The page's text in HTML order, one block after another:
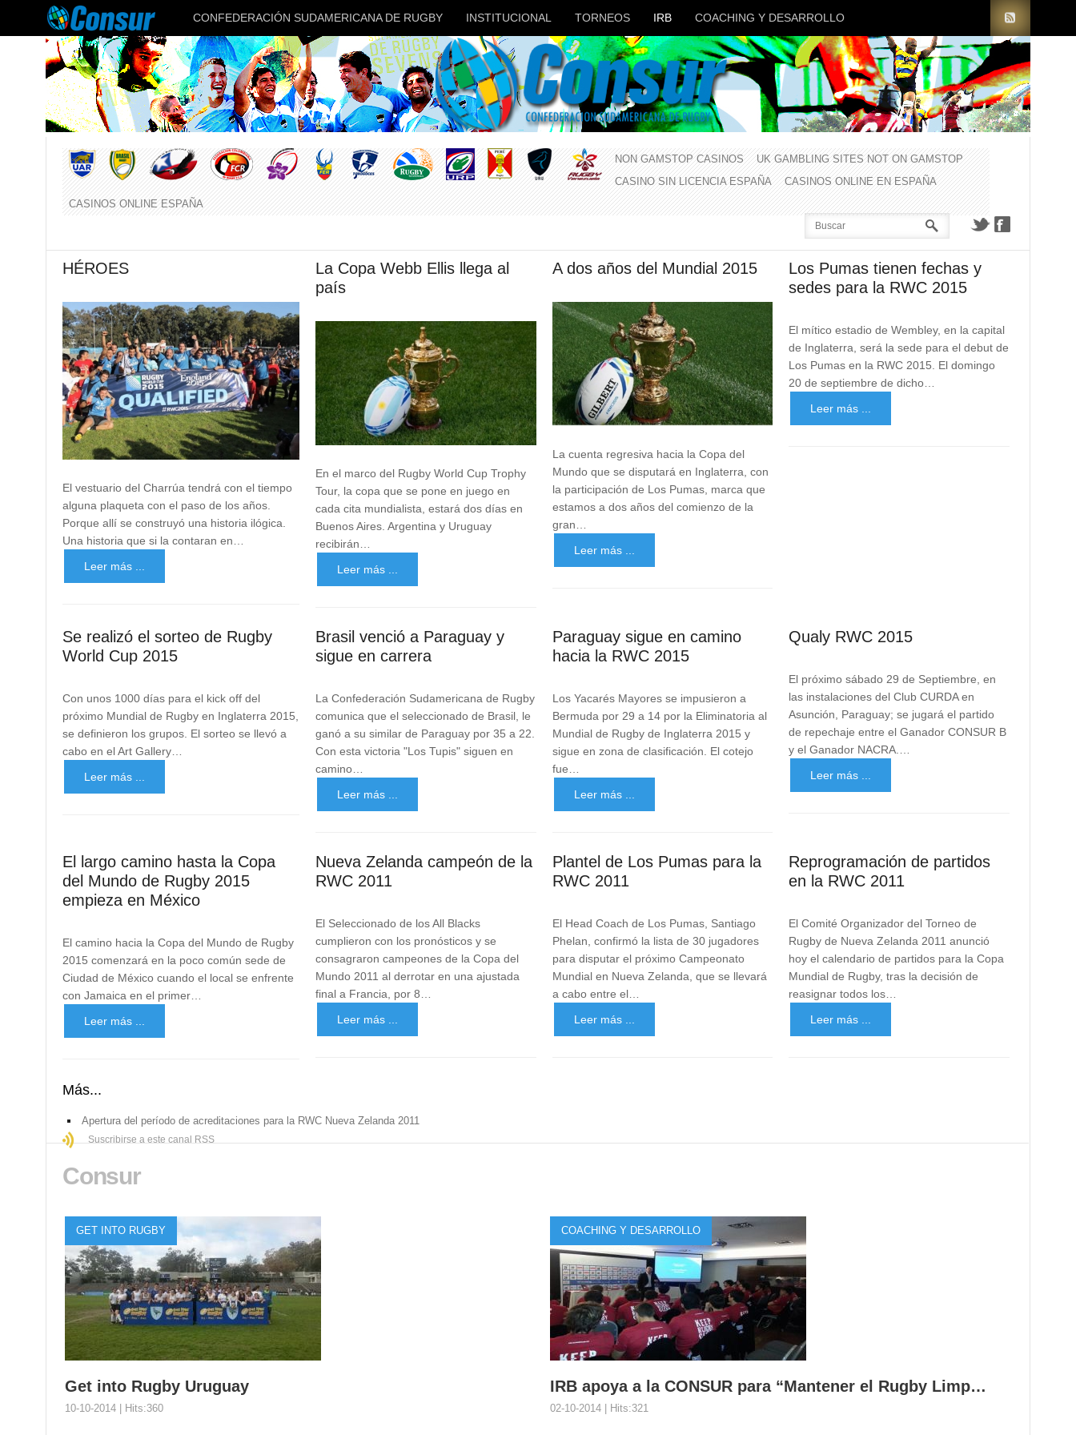
CONFEDERACIÓN SUDAMERICANA DE RUGBY INSTITUCIONAL TORNEOS IRB COACHING Y DESARROLLO
NON GAMSTOP CASINOS
UK GAMBLING SITES NOT ON GAMSTOP
CASINO SIN LICENCIA ESPAÑA
CASINOS ONLINE EN ESPAÑA
CASINOS ONLINE ESPAÑA
HÉROES
El vestuario del Charrúa tendrá con el tiempo
alguna plaqueta con el paso de los años.
Porque allí se construyó una historia ilógica.
Una historia que si la contaran en…
Leer más ...
La Copa Webb Ellis llega al
país
En el marco del Rugby World Cup Trophy
Tour, la copa que se pone en juego en
cada cita mundialista, estará dos días en
Buenos Aires. Argentina y Uruguay
recibirán…
Leer más ...
A dos años del Mundial 2015
La cuenta regresiva hacia la Copa del
Mundo que se disputará en Inglaterra, con
la participación de Los Pumas, marca que
estamos a dos años del comienzo de la
gran…
Leer más ...
Los Pumas tienen fechas y
sedes para la RWC 2015
El mítico estadio de Wembley, en la capital
de Inglaterra, será la sede para el debut de
Los Pumas en la RWC 2015. El domingo
20 de septiembre de dicho…
Leer más ...
Se realizó el sorteo de Rugby
World Cup 2015
Con unos 1000 días para el kick off del
próximo Mundial de Rugby en Inglaterra 2015,
se definieron los grupos. El sorteo se llevó a
cabo en el Art Gallery…
Leer más ...
Brasil venció a Paraguay y
sigue en carrera
La Confederación Sudamericana de Rugby
comunica que el seleccionado de Brasil, le
ganó a su similar de Paraguay por 35 a 22.
Con esta victoria "Los Tupis" siguen en
camino…
Leer más ...
Paraguay sigue en camino
hacia la RWC 2015
Los Yacarés Mayores se impusieron a
Bermuda por 29 a 14 por la Eliminatoria al
Mundial de Rugby de Inglaterra 2015 y
sigue en zona de clasificación. El cotejo
fue…
Leer más ...
Qualy RWC 2015
El próximo sábado 29 de Septiembre, en
las instalaciones del Club CURDA en
Asunción, Paraguay; se jugará el partido
de repechaje entre el Ganador CONSUR B
y el Ganador NACRA.…
Leer más ...
El largo camino hasta la Copa
del Mundo de Rugby 2015
empieza en México
El camino hacia la Copa del Mundo de Rugby
2015 comenzará en la poco común sede de
Ciudad de México cuando el local se enfrente
con Jamaica en el primer…
Leer más ...
Nueva Zelanda campeón de la
RWC 2011
El Seleccionado de los All Blacks
cumplieron con los pronósticos y se
consagraron campeones de la Copa del
Mundo 2011 al derrotar en una ajustada
final a Francia, por 8…
Leer más ...
Plantel de Los Pumas para la
RWC 2011
El Head Coach de Los Pumas, Santiago
Phelan, confirmó la lista de 30 jugadores
para disputar el próximo Campeonato
Mundial en Nueva Zelanda, que se llevará
a cabo entre el…
Leer más ...
Reprogramación de partidos
en la RWC 2011
El Comité Organizador del Torneo de
Rugby de Nueva Zelanda 2011 anunció
hoy el calendario de partidos para la Copa
Mundial de Rugby, tras la decisión de
reasignar todos los…
Leer más ...
Más...
Apertura del período de acreditaciones para la RWC Nueva Zelanda 2011
Suscribirse a este canal RSS
Consur
GET INTO RUGBY
Get into Rugby Uruguay
10-10-2014 | Hits:360
COACHING Y DESARROLLO
IRB apoya a la CONSUR para “Mantener el Rugby Limp…
02-10-2014 | Hits:321